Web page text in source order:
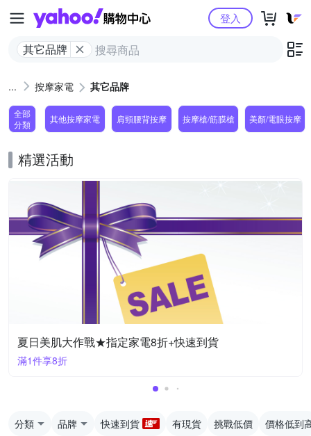
Yahoo購物中心
其它品牌
登入
按摩家電 其它品牌
全部
分類
其他按摩家電 肩頸腰背按摩 按摩槍/筋膜槍 美顏/電眼按摩
精選活動
夏日美肌大作戰★指定家電8折+快速到貨
滿1件享8折
分類 品牌 快速到貨 有現貨 挑戰低價 價格低到